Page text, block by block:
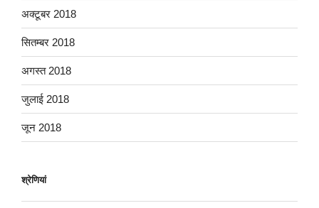
अक्टूबर 2018
सितम्बर 2018
अगस्त 2018
जुलाई 2018
जून 2018
श्रेणियां